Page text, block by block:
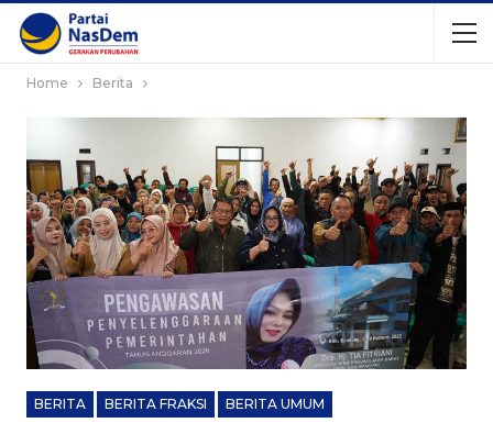
Home Berita
BERITA BERITA FRAKSI BERITA UMUM